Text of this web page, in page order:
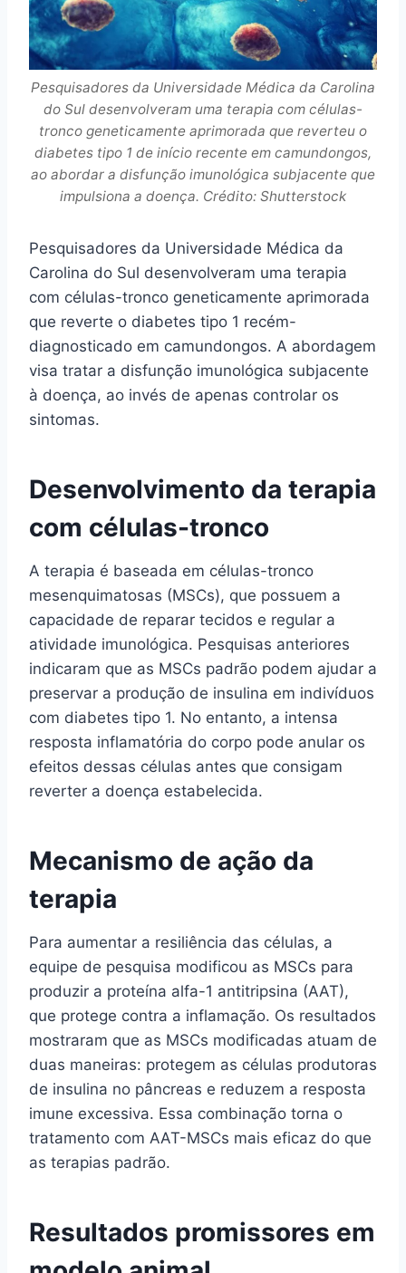
Pesquisadores da Universidade Médica da Carolina
do Sul desenvolveram uma terapia com células-
tronco geneticamente aprimorada que reverteu o
diabetes tipo 1 de início recente em camundongos,
ao abordar a disfunção imunológica subjacente que
impulsiona a doença. Crédito: Shutterstock
Pesquisadores da Universidade Médica da
Carolina do Sul desenvolveram uma terapia
com células-tronco geneticamente aprimorada
que reverte o diabetes tipo 1 recém-
diagnosticado em camundongos. A abordagem
visa tratar a disfunção imunológica subjacente
à doença, ao invés de apenas controlar os
sintomas.
Desenvolvimento da terapia
com células-tronco
A terapia é baseada em células-tronco
mesenquimatosas (MSCs), que possuem a
capacidade de reparar tecidos e regular a
atividade imunológica. Pesquisas anteriores
indicaram que as MSCs padrão podem ajudar a
preservar a produção de insulina em indivíduos
com diabetes tipo 1. No entanto, a intensa
resposta inflamatória do corpo pode anular os
efeitos dessas células antes que consigam
reverter a doença estabelecida.
Mecanismo de ação da
terapia
Para aumentar a resiliência das células, a
equipe de pesquisa modificou as MSCs para
produzir a proteína alfa-1 antitripsina (AAT),
que protege contra a inflamação. Os resultados
mostraram que as MSCs modificadas atuam de
duas maneiras: protegem as células produtoras
de insulina no pâncreas e reduzem a resposta
imune excessiva. Essa combinação torna o
tratamento com AAT-MSCs mais eficaz do que
as terapias padrão.
Resultados promissores em